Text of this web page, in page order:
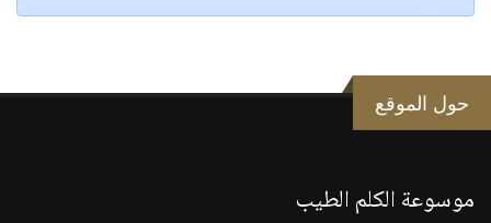
حول الموقع
موسوعة الكلم الطيب